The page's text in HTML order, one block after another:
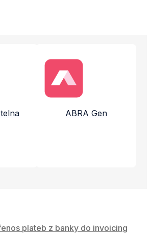
aplikace a služby
ABRA Gen
plateb z banky do invoicing